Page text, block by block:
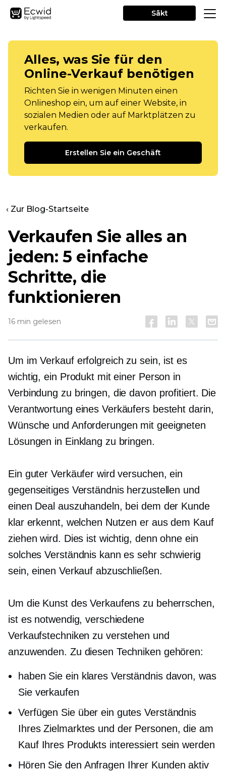
Sākt
Alles, was Sie für den
Online-Verkauf benötigen
Richten Sie in wenigen Minuten einen
Onlineshop ein, um auf einer Website, in
sozialen Medien oder auf Marktplätzen zu
verkaufen.
Erstellen Sie ein Geschäft
‹ Zur Blog-Startseite
Verkaufen Sie alles an
jeden: 5 einfache
Schritte, die
funktionieren
16 min gelesen
Um im Verkauf erfolgreich zu sein, ist es
wichtig, ein Produkt mit einer Person in
Verbindung zu bringen, die davon profitiert. Die
Verantwortung eines Verkäufers besteht darin,
Wünsche und Anforderungen mit geeigneten
Lösungen in Einklang zu bringen.
Ein guter Verkäufer wird versuchen, ein
gegenseitiges Verständnis herzustellen und
einen Deal auszuhandeln, bei dem der Kunde
klar erkennt, welchen Nutzen er aus dem Kauf
ziehen wird. Dies ist wichtig, denn ohne ein
solches Verständnis kann es sehr schwierig
sein, einen Verkauf abzuschließen.
Um die Kunst des Verkaufens zu beherrschen,
ist es notwendig, verschiedene
Verkaufstechniken zu verstehen und
anzuwenden. Zu diesen Techniken gehören:
haben Sie ein klares Verständnis davon, was
Sie verkaufen
Verfügen Sie über ein gutes Verständnis
Ihres Zielmarktes und der Personen, die am
Kauf Ihres Produkts interessiert sein werden
Hören Sie den Anfragen Ihrer Kunden aktiv